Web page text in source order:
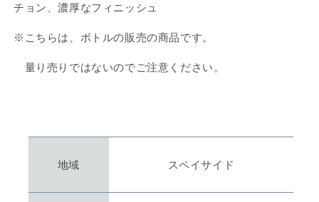
を
減
す
を
増
す
チョン、濃厚なフィニッシュ
※こちらは、ボトルの販売の商品です。
量り売りではないのでご注意ください。
地域 スペイサイド